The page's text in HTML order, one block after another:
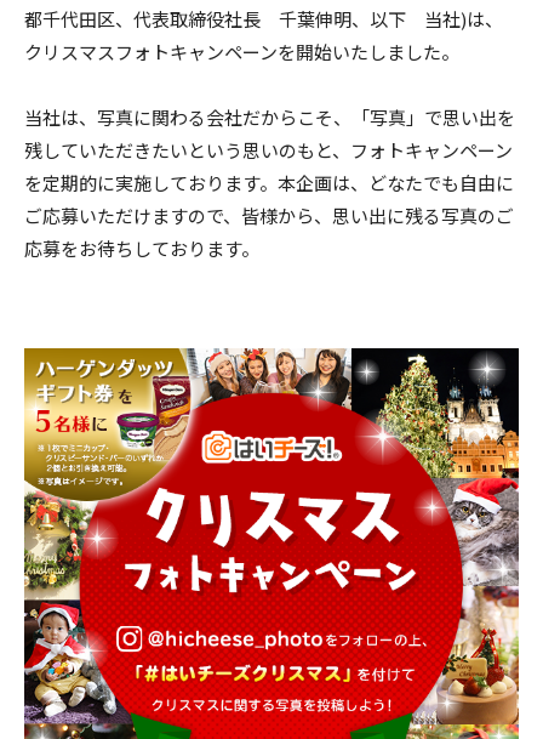
都千代田区、代表取締役社長 千葉伸明、以下 当社)は、
クリスマスフォトキャンペーンを開始いたしました。
当社は、写真に関わる会社だからこそ、「写真」で思い出を
残していただきたいという思いのもと、フォトキャンペーン
を定期的に実施しております。本企画は、どなたでも自由に
ご応募いただけますので、皆様から、思い出に残る写真のご
応募をお待ちしております。